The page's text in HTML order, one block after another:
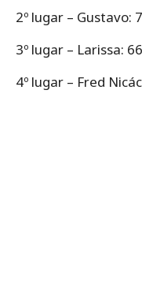
2º lugar – Gustavo:
3º lugar – Larissa:
4º lugar – Fred